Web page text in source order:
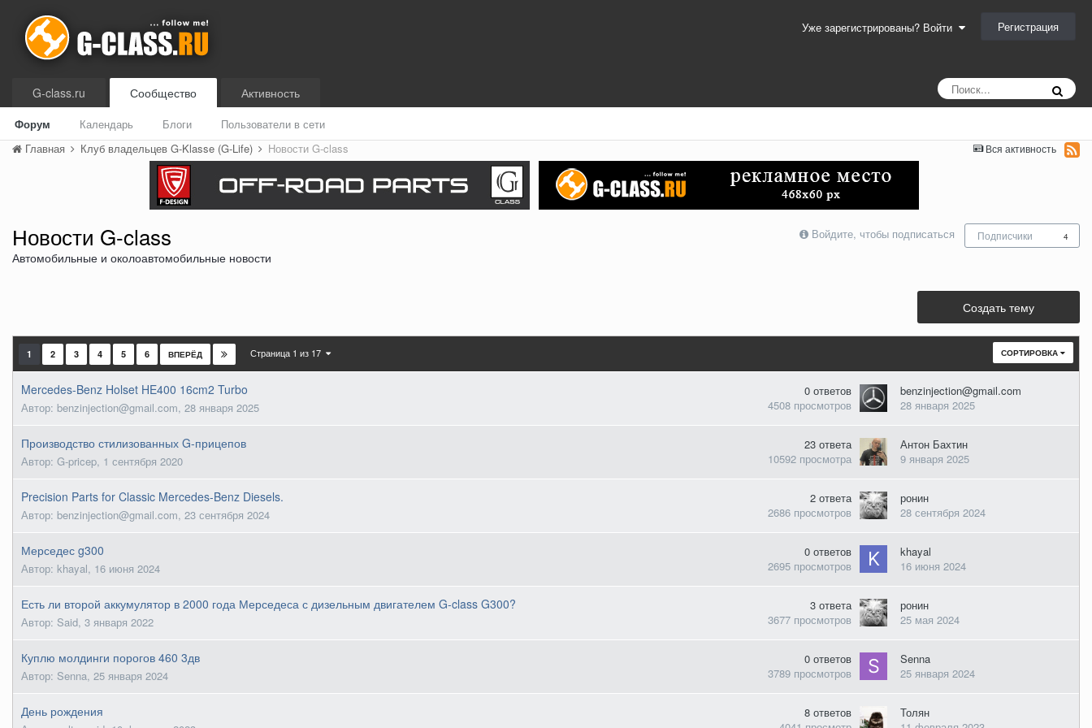
Уже зарегистрированы? Войти Регистрация
G-class.ru Сообщество
Форум Календарь Блоги Пользователи в сети
Активность
Вся активность
Главная Клуб владельцев G-Klasse (G-Life) Новости G-class
Новости G-class Войдите, чтобы подписаться Подписчики 4
Автомобильные и околоавтомобильные новости
Создать тему
СОРТИРОВКА
1 2 3 4 5 6 ВПЕРЁД Страница 1 из 17
Mercedes-Benz Holset HE400 16cm2 Turbo
Автор: benzinjection@gmail.com, 28 января 2025
0 ответов
4508 просмотров
benzinjection@gmail.com
28 января 2025
Производство стилизованных G-прицепов
Автор: G-pricep, 1 сентября 2020
23 ответа
10592 просмотра
Антон Бахтин
9 января 2025
Precision Parts for Classic Mercedes-Benz Diesels.
Автор: benzinjection@gmail.com, 23 сентября 2024
2 ответа
2686 просмотров
ронин
28 сентября 2024
Мерседес g300
Автор: khayal, 16 июня 2024
0 ответов
2695 просмотров
khayal
16 июня 2024
Есть ли второй аккумулятор в 2000 года Мерседеса с дизельным двигателем G-class G300?
Автор: Said, 3 января 2022
3 ответа
3677 просмотров
ронин
25 мая 2024
Куплю молдинги порогов 460 3дв
Автор: Senna, 25 января 2024
0 ответов
3789 просмотров
Senna
25 января 2024
День рождения 8 ответов
Толян